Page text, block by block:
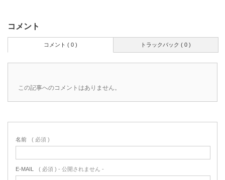
コメント
トラックバック ( 0 )
コメント ( 0 )
この記事へのコメントはありません。
名前 ( 必須 )
E-MAIL ( 必須 ) - 公開されません -